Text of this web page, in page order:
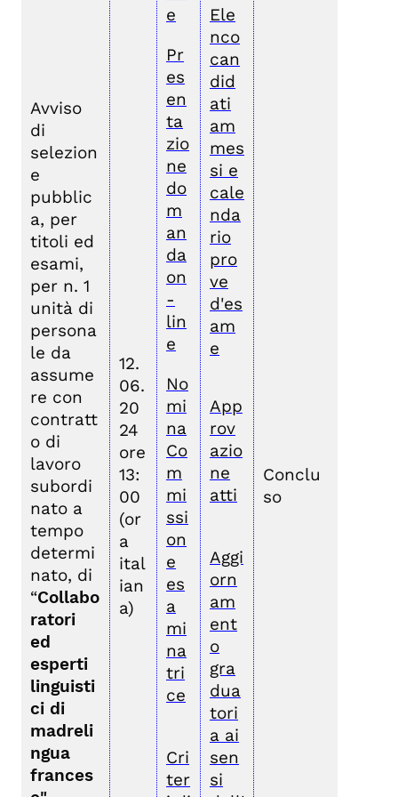
Avviso
di
selezion
e
pubblic
a, per
titoli ed
esami,
per n. 1
unità di
persona
le da
assume
re con
contratt
o di
lavoro
subordi
nato a
tempo
determi
nato, di
“Collabo
ratori
ed
esperti
linguisti
ci di
madreli
ngua
frances
12.
06.
20
24
ore
13:
00
(or
a
ital
ian
a)
e
Pr
es
en
ta
zio
ne
do
m
an
da
on
-
lin
e
No
mi
na
Co
m
mi
ssi
on
e
es
a
mi
na
tri
ce
Cri
ter
Ele
nco
can
did
ati
am
mes
si e
cale
nda
rio
pro
ve
d'es
am
e
App
rov
azio
ne
atti
Aggi
orn
am
ent
o
gra
dua
tori
a ai
sen
si
Conclu
so